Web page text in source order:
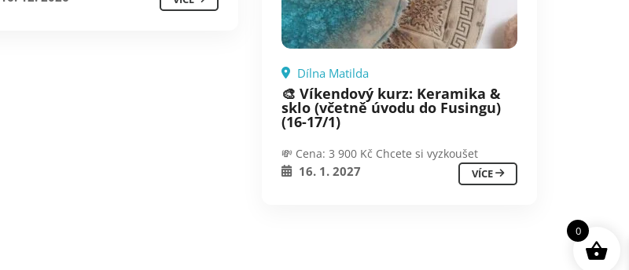
Dílna Matilda
🎨 Víkendový kurz: Keramika &
sklo (včetně úvodu do Fusingu)
(16-17/1)
💸 Cena: 3 900 Kč Chcete si vyzkoušet
16. 1. 2027 VÍCE
0